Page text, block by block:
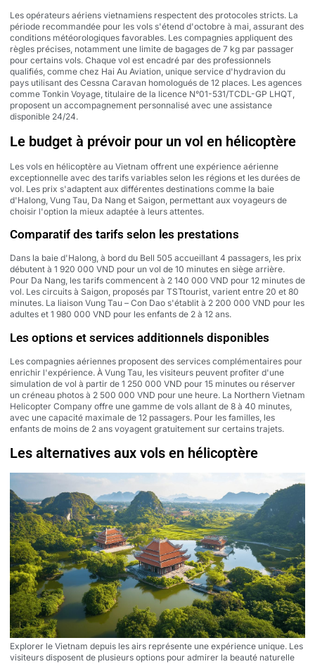
Les opérateurs aériens vietnamiens respectent des protocoles stricts. La
période recommandée pour les vols s'étend d'octobre à mai, assurant des
conditions météorologiques favorables. Les compagnies appliquent des
règles précises, notamment une limite de bagages de 7 kg par passager
pour certains vols. Chaque vol est encadré par des professionnels
qualifiés, comme chez Hai Au Aviation, unique service d'hydravion du
pays utilisant des Cessna Caravan homologués de 12 places. Les agences
comme Tonkin Voyage, titulaire de la licence N°01-531/TCDL-GP LHQT,
proposent un accompagnement personnalisé avec une assistance
disponible 24/24.
Le budget à prévoir pour un vol en hélicoptère
Les vols en hélicoptère au Vietnam offrent une expérience aérienne
exceptionnelle avec des tarifs variables selon les régions et les durées de
vol. Les prix s'adaptent aux différentes destinations comme la baie
d'Halong, Vung Tau, Da Nang et Saigon, permettant aux voyageurs de
choisir l'option la mieux adaptée à leurs attentes.
Comparatif des tarifs selon les prestations
Dans la baie d'Halong, à bord du Bell 505 accueillant 4 passagers, les prix
débutent à 1 920 000 VND pour un vol de 10 minutes en siège arrière.
Pour Da Nang, les tarifs commencent à 2 140 000 VND pour 12 minutes de
vol. Les circuits à Saigon, proposés par TSTtourist, varient entre 20 et 80
minutes. La liaison Vung Tau – Con Dao s'établit à 2 200 000 VND pour les
adultes et 1 980 000 VND pour les enfants de 2 à 12 ans.
Les options et services additionnels disponibles
Les compagnies aériennes proposent des services complémentaires pour
enrichir l'expérience. À Vung Tau, les visiteurs peuvent profiter d'une
simulation de vol à partir de 1 250 000 VND pour 15 minutes ou réserver
un créneau photos à 2 500 000 VND pour une heure. La Northern Vietnam
Helicopter Company offre une gamme de vols allant de 8 à 40 minutes,
avec une capacité maximale de 12 passagers. Pour les familles, les
enfants de moins de 2 ans voyagent gratuitement sur certains trajets.
Les alternatives aux vols en hélicoptère
Explorer le Vietnam depuis les airs représente une expérience unique. Les
visiteurs disposent de plusieurs options pour admirer la beauté naturelle